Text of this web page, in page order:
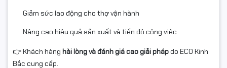
Giảm sức lao động cho thợ vận hành
Nâng cao hiệu quả sản xuất và tiến độ công việc
👉 Khách hàng hài lòng và đánh giá cao giải phápdo ECO Kinh
Bắc cung cấp.